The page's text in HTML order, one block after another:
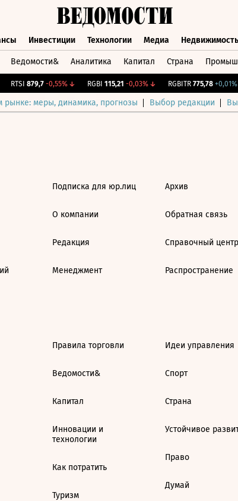
Инвестиции Технологии Медиа Недвижимость
Ведомости& Аналитика Капитал Страна
RTSI 879,7 -0,55%↓ RGBI 115,21 -0,03%↓ RGBITR 775,78 +0,01%
рынке: меры, динамика, прогнозы Выбор редакции
Подписка для юр.лиц
О компании
Редакция
Менеджмент
Архив
Обратная связь
Справочный центр
Распространение
Правила торговли
Ведомости&
Капитал
Инновации и
технологии
Как потратить
Туризм
Идеи управления
Спорт
Страна
Устойчивое
Право
Думай